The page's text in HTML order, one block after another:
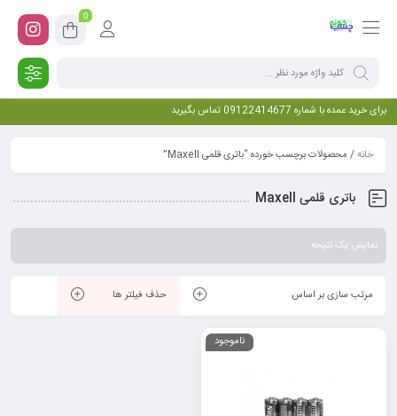
0
برای خرید عمده با شماره 09122414677 تماس بگیرید
خانه/ محصولات برچسب خورده “باتری قلمی Maxell”
باتری قلمی Maxell
نمایش یک نتیجه
مرتب سازی بر اساس حذف فیلتر ها
ناموجود